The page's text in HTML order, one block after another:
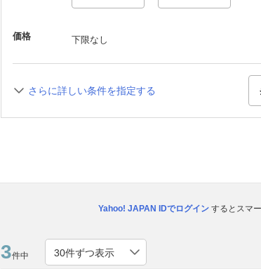
価格 下限なし
さらに詳しい条件を指定する
Yahoo! JAPAN IDでログインするとスマ
3件中